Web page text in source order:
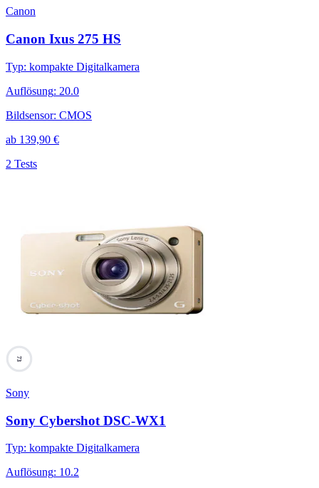
Canon
Canon Ixus 275 HS
Typ: kompakte Digitalkamera
Auflösung: 20.0
Bildsensor: CMOS
ab 139,90 €
2 Tests
73
Sony
Sony Cybershot DSC-WX1
Typ: kompakte Digitalkamera
Auflösung: 10.2